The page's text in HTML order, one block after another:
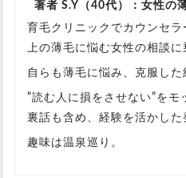
著者 S.Y（40代）：女性の
育毛クリニックでカウンセ
上の薄毛に悩む女性の相談に
自らも薄毛に悩み、克服した
”読む人に損をさせない”を
裏話も含め、経験を活かした
趣味は温泉巡り。